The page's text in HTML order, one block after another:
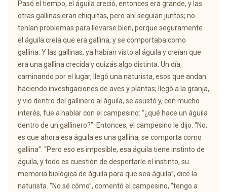
Pasó el tiempo, el águila creció, entonces era grande, y las
otras gallinas eran chiquitas, pero ahí seguían juntos; no
tenían problemas para llevarse bien, porque seguramente
el águila creía que era gallina, y se comportaba como
gallina. Y las gallinas, ya habían visto al águila y creían que
era una gallina crecida y quizás algo distinta. Un día,
caminando por el lugar, llegó una naturista, esos que andan
haciendo investigaciones de aves y plantas; llegó a la granja,
y vio dentro del gallinero al águila, se asustó y, con mucho
interés, fue a hablar con el campesino: “¿qué hace un águila
dentro de un gallinero?”. Entonces, el campesino le dijo: “No,
es que ahora esa águila es una gallina, se comporta como
gallina”. “Pero eso es imposible, esa águila tiene instinto de
águila, y todo es cuestión de despertarle el instinto, su
memoria biológica de águila para que sea águila”, dice la
naturista. “No sé cómo”, comentó el campesino, “tengo a